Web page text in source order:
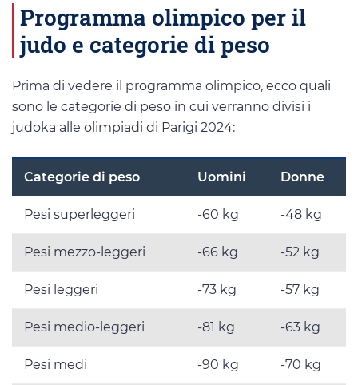
Programma olimpico per il
judo e categorie di peso
Prima di vedere il programma olimpico, ecco quali
sono le categorie di peso in cui verranno divisi i
judoka alle olimpiadi di Parigi 2024:
Categorie di peso Uomini Donne
Pesi superleggeri -60 kg -48 kg
Pesi mezzo-leggeri -66 kg -52 kg
Pesi leggeri -73 kg -57 kg
Pesi medio-leggeri -81 kg -63 kg
Pesi medi -90 kg -70 kg